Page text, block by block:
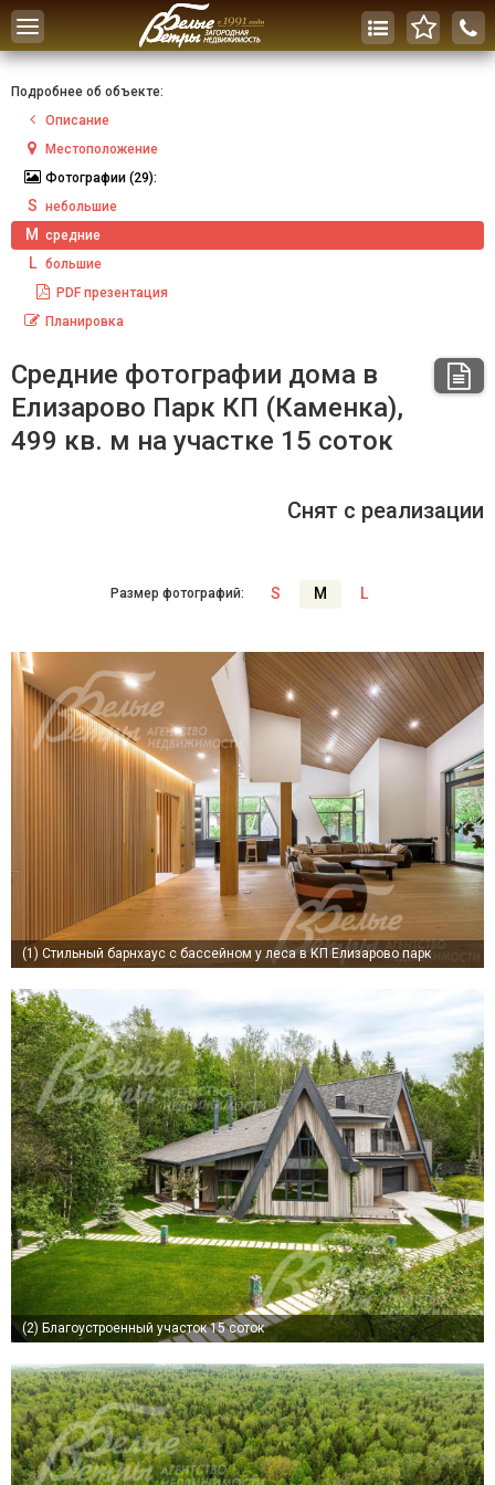
Toggle
navigation
Подробнее об объекте:
Описание
Местоположение
Фотографии (29):
S небольшие
M средние
L
большие
PDF презентация
Планировка
Средние фотографии дома в
Елизарово Парк КП (Каменка),
499 кв. м на участке 15 соток
Снят с реализации
Размер фотографий: S M L
(1) Стильный барнхаус с бассейном у леса в КП Елизарово парк
(2) Благоустроенный участок 15 соток